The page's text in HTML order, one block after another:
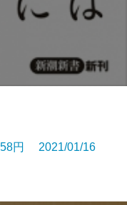
円 2021/01/16